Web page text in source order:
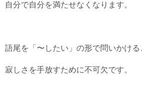
自分で自分を満たせなくなります。
語尾を「〜したい」の形で問いかける
寂しさを手放すために不可欠です。